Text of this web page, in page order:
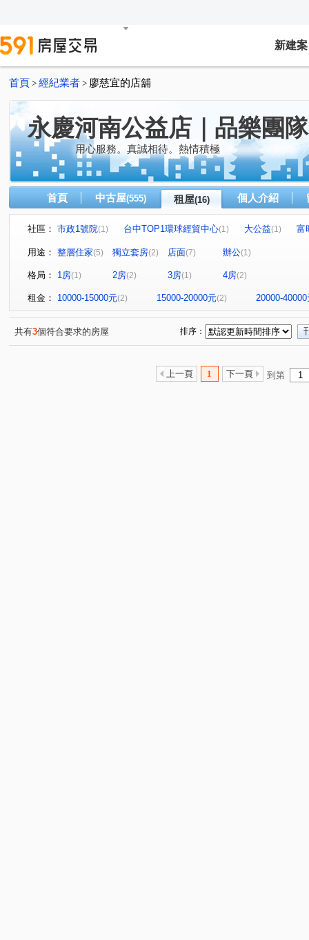
新建案
首頁 > 經紀業者 > 廖慈宜的店舖
永慶河南公益店｜品樂團隊
用心服務。真誠相待。熱情積極
首頁 中古屋(555) 租屋(16) 個人介紹
社區： 市政1號院(1) 台中TOP1環球經貿中心(1) 大公益(1)
富
景和街
(1) 祐祥大廈 佳泰樂薇 大墩路
臺灣大道三段
(2) (1) 大墩二街(1)
用途： 整層住家(5) 獨立套房(2) 店面(7) 辦公(1)
格局： 1房(1) 2房(2) 3房(1) 4房(2)
租金： 10000-15000元(2) 15000-20000元(2) 20000-40000
共有3個符合要求的房屋 排序：
上一頁 1 下一頁 到第